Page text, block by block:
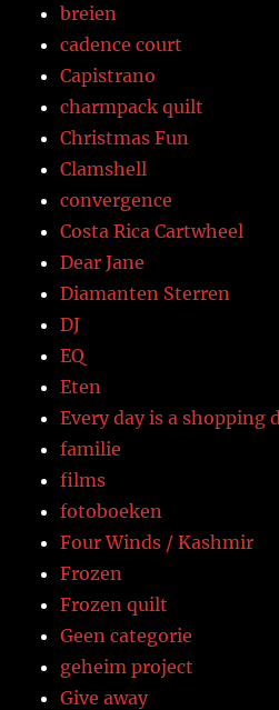
breien
cadence court
Capistrano
charmpack quilt
Christmas Fun
Clamshell
convergence
Costa Rica Cartwheel
Dear Jane
Diamanten Sterren
DJ
EQ
Eten
Every day is a shopping
familie
films
fotoboeken
Four Winds / Kashmir
Frozen
Frozen quilt
Geen categorie
geheim project
Give away